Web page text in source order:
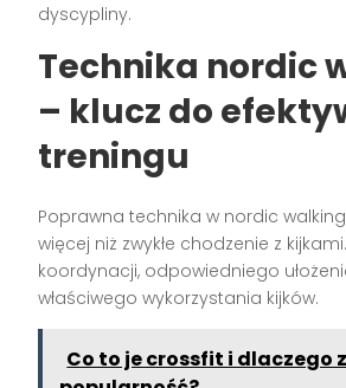
dyscypliny.
Technika nordic
– klucz do
treningu
Poprawna technika w nordic
więcej niż zwykłe chodzenie z
koordynacji, odpowiedniego
właściwego wykorzystania kijków.
Co to je crossfit i dlaczego